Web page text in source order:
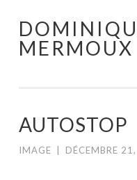
Aller
au
MERMOUX
AUTOSTOP
IMAGE DÉCEMBRE